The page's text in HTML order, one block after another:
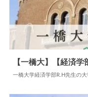
【一橋大】【経済
一橋大学経済学部R.H先生の